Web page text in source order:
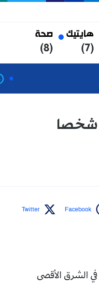
صحة
(8)
آخر
Twitter
الأقصى